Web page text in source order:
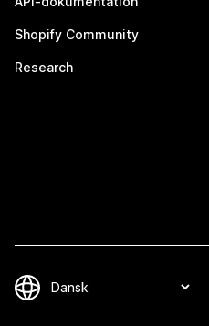
Shopify Community
Research